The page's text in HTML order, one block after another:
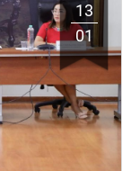
13
01